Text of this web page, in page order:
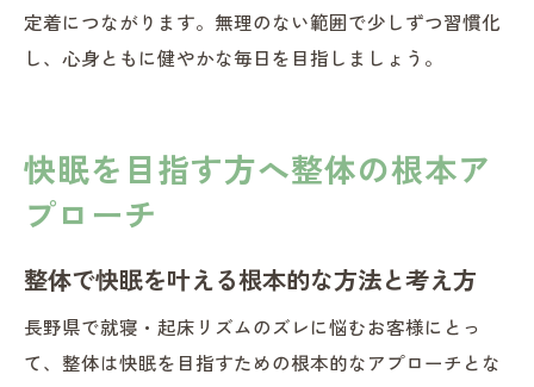
定着につながります。無理のない範囲で少しずつ習慣化
し、心身ともに健やかな毎日を目指しましょう。
快眠を目指す方へ整体の根本ア
プローチ
整体で快眠を叶える根本的な方法と考え方
長野県で就寝・起床リズムのズレに悩むお客様にとっ
て、整体は快眠を目指すための根本的なアプローチとな